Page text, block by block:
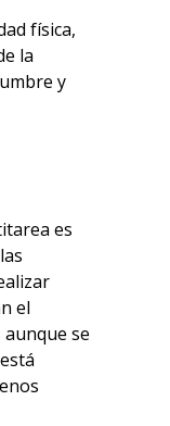
física,
la
y
es
el
aunque se